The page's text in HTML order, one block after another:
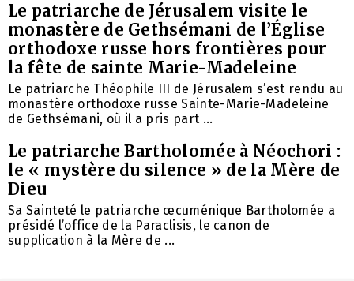
Le patriarche de Jérusalem visite le
monastère de Gethsémani de l’Église
orthodoxe russe hors frontières pour
la fête de sainte Marie-Madeleine
Le patriarche Théophile III de Jérusalem s’est rendu au
monastère orthodoxe russe Sainte-Marie-Madeleine
de Gethsémani, où il a pris part ...
Le patriarche Bartholomée à Néochori :
le « mystère du silence » de la Mère de
Dieu
Sa Sainteté le patriarche œcuménique Bartholomée a
présidé l’office de la Paraclisis, le canon de
supplication à la Mère de ...